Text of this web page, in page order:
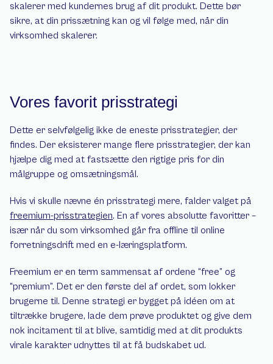
skalerer med kundernes brug af dit produkt. Dette bør
sikre, at din prissætning kan og vil følge med, når din
virksomhed skalerer.
Vores favorit prisstrategi
Dette er selvfølgelig ikke de eneste prisstrategier, der
findes. Der eksisterer mange flere prisstrategier, der kan
hjælpe dig med at fastsætte den rigtige pris for din
målgruppe og omsætningsmål.
freemium-prisstrategien. En af vores absolutte favoritter –
især når du som virksomhed går fra offline til online
forretningsdrift med en e-læringsplatform.
Freemium er en term sammensat af ordene “free” og
“premium”. Det er den første del af ordet, som lokker
brugerne til. Denne strategi er bygget på idéen om at
tiltrække brugere, lade dem prøve produktet og give dem
nok incitament til at blive, samtidig med at dit produkts
virale karakter udnyttes til at få budskabet ud.